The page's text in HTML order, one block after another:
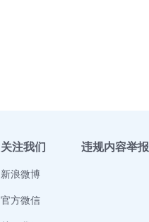
关注我们
新浪微博
官方微信
违规内容举报